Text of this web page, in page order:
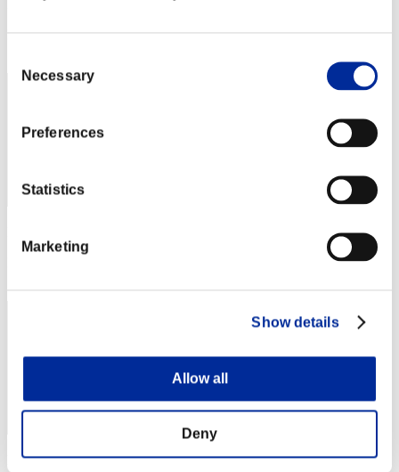
Selection
Necessary
Preferences
Statistics
Marketing
Show details
Allow all
Deny
Punteggio: -
Posizione
Punteggio: -